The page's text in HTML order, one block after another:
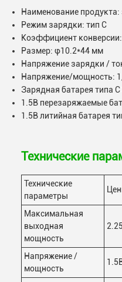
Наименование
Режим зарядки: тип С
Коэффициент конверсии:
Размер: φ10.2*44 мм
Напряжение зарядки /
Напряжение/мощность:
Зарядная батарея типа
1.5В перезаряжаемые
1.5В литийная батарея
Технические
Технические
параметры
Максимальная
выходная
мощность
Напряжение /
мощность